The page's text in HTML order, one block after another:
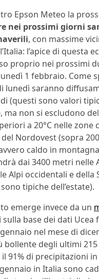
Epson Meteo la
nei prossimi giorni
, con massime
l’apice di questa
proprio nei prossimi
1 febbraio. Come
lunedì saranno
(questi sono valori
ma non si escludono
a 20°C nelle zone
Nordovest (sopra
caldo in
dai 3400 metri nelle
Alpi occidentali e della
tipiche dell’estate).
emerge invece da un
base dei dati Ucea
nel mese di
bollente degli ultimi
91% di precipitazioni
in Italia sono